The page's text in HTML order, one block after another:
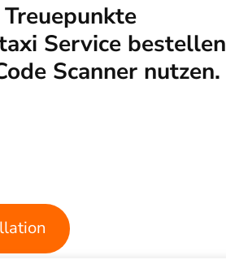
Service bestellen
Scanner nutzen.
für unseren Wäschetaxi